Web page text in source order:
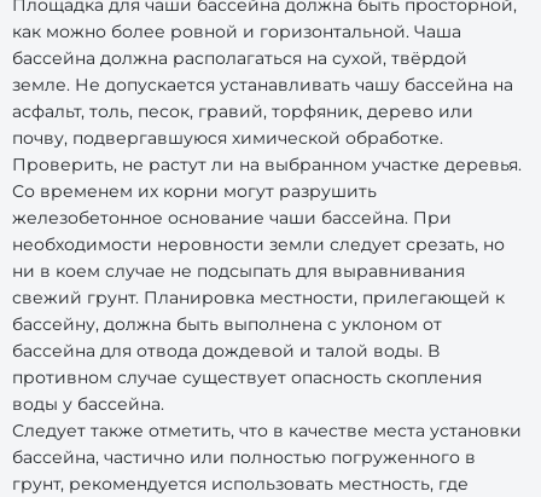
как можно более ровной и горизонтальной. Чаша
бассейна должна располагаться на сухой, твёрдой
земле. Не допускается устанавливать чашу бассейна на
асфальт, толь, песок, гравий, торфяник, дерево или
почву, подвергавшуюся химической обработке.
Проверить, не растут ли на выбранном участке деревья.
Со временем их корни могут разрушить
железобетонное основание чаши бассейна. При
необходимости неровности земли следует срезать, но
ни в коем случае не подсыпать для выравнивания
свежий грунт. Планировка местности, прилегающей к
бассейну, должна быть выполнена с уклоном от
бассейна для отвода дождевой и талой воды. В
противном случае существует опасность скопления
воды у бассейна.
Следует также отметить, что в качестве места установки
бассейна, частично или полностью погруженного в
грунт, рекомендуется использовать местность, где